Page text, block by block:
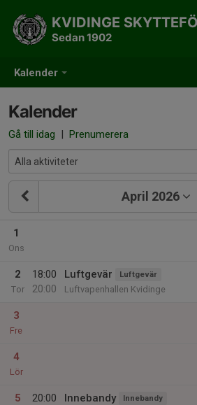
Kalender
KVIDINGE
Sedan 1902
Kalender
Gå till idag | Prenumerera
April 2026
1
Ons
2
Tor
18:00
20:00
Luftgevär Luftgevär
Luftvapenhallen Kvidinge
3
Fre
4
Lör
5
20:00
Innebandy Innebandy